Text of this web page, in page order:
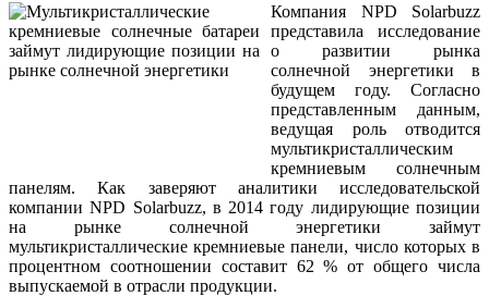
Компания NPD Solarbuzz
представила исследование
о развитии рынка
солнечной энергетики в
будущем году. Согласно
представленным данным,
ведущая роль отводится
мультикристаллическим
кремниевым солнечным
панелям. Как заверяют аналитики исследовательской
компании NPD Solarbuzz, в 2014 году лидирующие позиции
на рынке солнечной энергетики займут
мультикристаллические кремниевые панели, число которых в
процентном соотношении составит 62 % от общего числа
выпускаемой в отрасли продукции.